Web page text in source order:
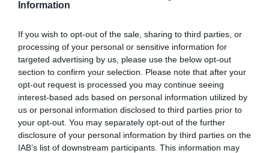
Information
If you wish to opt-out of the sale, sharing to third parties, or
processing of your personal or sensitive information for
targeted advertising by us, please use the below opt-out
section to confirm your selection. Please note that after your
opt-out request is processed you may continue seeing
interest-based ads based on personal information utilized by
us or personal information disclosed to third parties prior to
your opt-out. You may separately opt-out of the further
disclosure of your personal information by third parties on the
IAB’s list of downstream participants. This information may